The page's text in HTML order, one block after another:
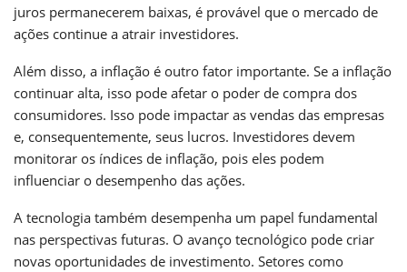
juros permanecerem baixas, é provável que o mercado de
ações continue a atrair investidores.
Além disso, a inflação é outro fator importante. Se a inflação
continuar alta, isso pode afetar o poder de compra dos
consumidores. Isso pode impactar as vendas das empresas
e, consequentemente, seus lucros. Investidores devem
monitorar os índices de inflação, pois eles podem
influenciar o desempenho das ações.
A tecnologia também desempenha um papel fundamental
nas perspectivas futuras. O avanço tecnológico pode criar
novas oportunidades de investimento. Setores como